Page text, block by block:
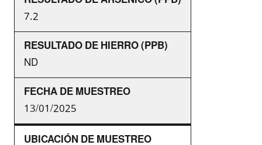
7.2
ND
13/01/2025